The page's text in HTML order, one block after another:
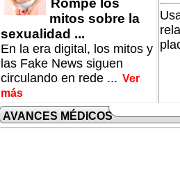
Rompe los
mitos sobre la
sexualidad ...
En la era digital, los mitos y
las Fake News siguen
circulando en rede ... Ver
más
AVANCES MÉDICOS